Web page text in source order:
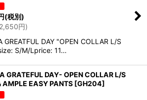
(税別)
円)
GREATFUL DAY "OPEN COLLAR L/S
S/M/Lprice: 11…
GRATEFUL DAY- OPEN COLLAR L/S
AMPLE EASY PANTS [GH204]